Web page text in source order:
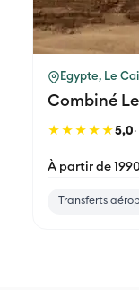
Egypte, Le
Combiné
★★★★★5,0
À partir de
Transferts